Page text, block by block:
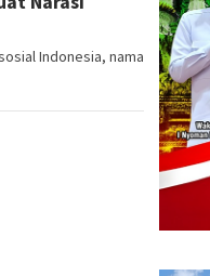
Indonesia, nama